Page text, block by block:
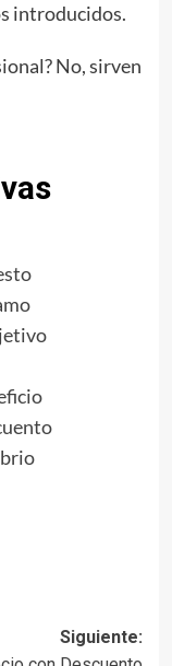
introducidos.
No, sirven
Siguiente: